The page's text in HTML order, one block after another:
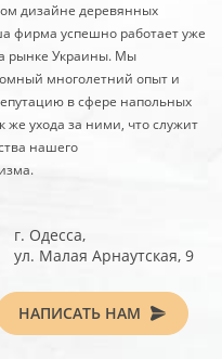
дизайне деревянных
фирма успешно работает уже
рынке Украины. Мы
многолетний опыт и
в сфере напольных
же ухода за ними, что служит
нашего
г. Одесса,
ул. Малая Арнаутская, 9
НАПИСАТЬ НАМ